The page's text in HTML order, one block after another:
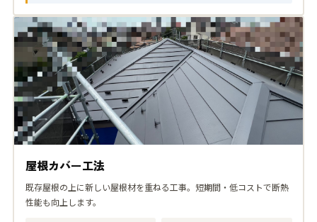
屋根カバー工法
既存屋根の上に新しい屋根材を重ねる工事。短期間・低コストで断熱
性能も向上します。